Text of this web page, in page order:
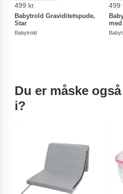
499 kr.
Babytrold Graviditetspude,
Star
Babytrold
499
Du er måske
i?